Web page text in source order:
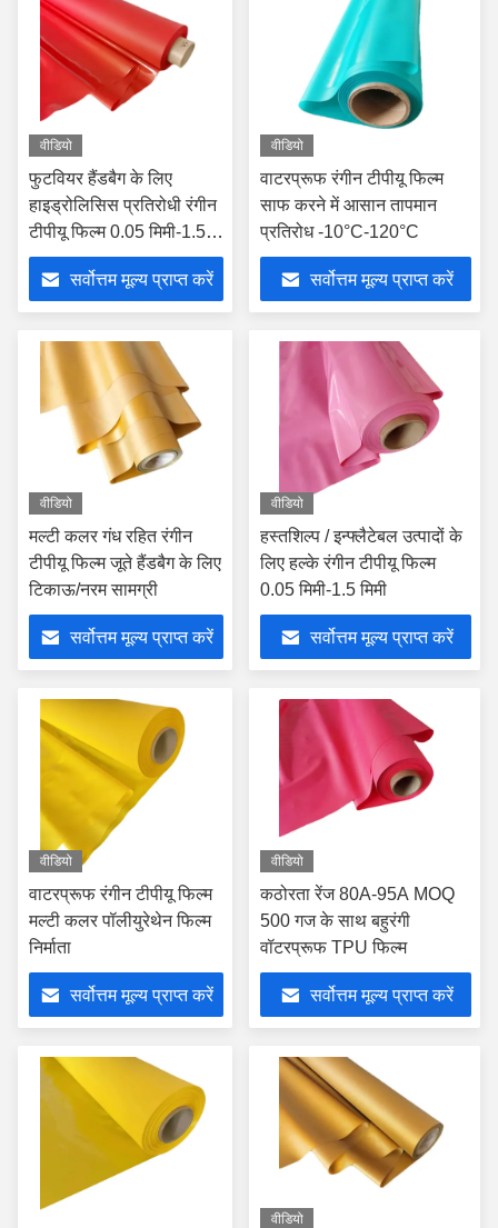
वीडियो
फुटवियर हैंडबैग के लिए
हाइड्रोलिसिस प्रतिरोधी रंगीन
टीपीयू फिल्म 0.05 मिमी-1.5
मिमी मोटाई
सर्वोत्तम मूल्य प्राप्त करें
वीडियो
वाटरप्रूफ रंगीन टीपीयू फिल्म
साफ करने में आसान तापमान
प्रतिरोध -10°C-120°C
सर्वोत्तम मूल्य प्राप्त करें
वीडियो
मल्टी कलर गंध रहित रंगीन
टीपीयू फिल्म जूते हैंडबैग के लिए
टिकाऊ/नरम सामग्री
सर्वोत्तम मूल्य प्राप्त करें
वीडियो
हस्तशिल्प / इन्फ्लैटेबल उत्पादों के
लिए हल्के रंगीन टीपीयू फिल्म
0.05 मिमी-1.5 मिमी
सर्वोत्तम मूल्य प्राप्त करें
वीडियो
वाटरप्रूफ रंगीन टीपीयू फिल्म
मल्टी कलर पॉलीयुरेथेन फिल्म
निर्माता
सर्वोत्तम मूल्य प्राप्त करें
वीडियो
कठोरता रेंज 80A-95A MOQ
500 गज के साथ बहुरंगी
वॉटरप्रूफ TPU फिल्म
सर्वोत्तम मूल्य प्राप्त करें
वीडियो